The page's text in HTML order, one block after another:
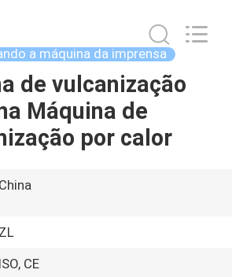
a máquina da imprensa
de vulcanização
Máquina de
por calor
China
ZL
ISO, CE